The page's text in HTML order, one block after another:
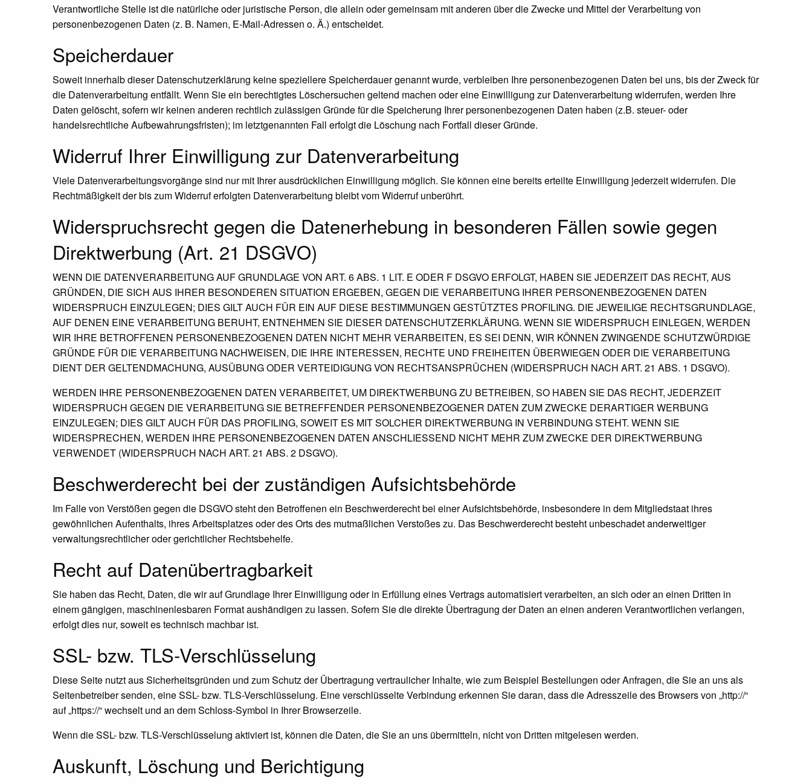
Verantwortliche Stelle ist die natürliche oder juristische Person, die allein oder gemeinsam mit anderen über die Zwecke und Mittel der Verarbeitung von
personenbezogenen Daten (z. B. Namen, E-Mail-Adressen o. Ä.) entscheidet.
Speicherdauer
Soweit innerhalb dieser Datenschutzerklärung keine speziellere Speicherdauer genannt wurde, verbleiben Ihre personenbezogenen Daten bei uns, bis der Zweck für
die Datenverarbeitung entfällt. Wenn Sie ein berechtigtes Löschersuchen geltend machen oder eine Einwilligung zur Datenverarbeitung widerrufen, werden Ihre
Daten gelöscht, sofern wir keinen anderen rechtlich zulässigen Gründe für die Speicherung Ihrer personenbezogenen Daten haben (z.B. steuer- oder
handelsrechtliche Aufbewahrungsfristen); im letztgenannten Fall erfolgt die Löschung nach Fortfall dieser Gründe.
Widerruf Ihrer Einwilligung zur Datenverarbeitung
Viele Datenverarbeitungsvorgänge sind nur mit Ihrer ausdrücklichen Einwilligung möglich. Sie können eine bereits erteilte Einwilligung jederzeit widerrufen. Die
Rechtmäßigkeit der bis zum Widerruf erfolgten Datenverarbeitung bleibt vom Widerruf unberührt.
Widerspruchsrecht gegen die Datenerhebung in besonderen Fällen sowie gegen
Direktwerbung (Art. 21 DSGVO)
WENN DIE DATENVERARBEITUNG AUF GRUNDLAGE VON ART. 6 ABS. 1 LIT. E ODER F DSGVO ERFOLGT, HABEN SIE JEDERZEIT DAS RECHT, AUS
GRÜNDEN, DIE SICH AUS IHRER BESONDEREN SITUATION ERGEBEN, GEGEN DIE VERARBEITUNG IHRER PERSONENBEZOGENEN DATEN
WIDERSPRUCH EINZULEGEN; DIES GILT AUCH FÜR EIN AUF DIESE BESTIMMUNGEN GESTÜTZTES PROFILING. DIE JEWEILIGE RECHTSGRUNDLAGE,
AUF DENEN EINE VERARBEITUNG BERUHT, ENTNEHMEN SIE DIESER DATENSCHUTZERKLÄRUNG. WENN SIE WIDERSPRUCH EINLEGEN, WERDEN
WIR IHRE BETROFFENEN PERSONENBEZOGENEN DATEN NICHT MEHR VERARBEITEN, ES SEI DENN, WIR KÖNNEN ZWINGENDE SCHUTZWÜRDIGE
GRÜNDE FÜR DIE VERARBEITUNG NACHWEISEN, DIE IHRE INTERESSEN, RECHTE UND FREIHEITEN ÜBERWIEGEN ODER DIE VERARBEITUNG
DIENT DER GELTENDMACHUNG, AUSÜBUNG ODER VERTEIDIGUNG VON RECHTSANSPRÜCHEN (WIDERSPRUCH NACH ART. 21 ABS. 1 DSGVO).
WERDEN IHRE PERSONENBEZOGENEN DATEN VERARBEITET, UM DIREKTWERBUNG ZU BETREIBEN, SO HABEN SIE DAS RECHT, JEDERZEIT
WIDERSPRUCH GEGEN DIE VERARBEITUNG SIE BETREFFENDER PERSONENBEZOGENER DATEN ZUM ZWECKE DERARTIGER WERBUNG
EINZULEGEN; DIES GILT AUCH FÜR DAS PROFILING, SOWEIT ES MIT SOLCHER DIREKTWERBUNG IN VERBINDUNG STEHT. WENN SIE
WIDERSPRECHEN, WERDEN IHRE PERSONENBEZOGENEN DATEN ANSCHLIESSEND NICHT MEHR ZUM ZWECKE DER DIREKTWERBUNG
VERWENDET (WIDERSPRUCH NACH ART. 21 ABS. 2 DSGVO).
Beschwerde­recht bei der zuständigen Aufsichts­behörde
Im Falle von Verstößen gegen die DSGVO steht den Betroffenen ein Beschwerderecht bei einer Aufsichtsbehörde, insbesondere in dem Mitgliedstaat ihres
gewöhnlichen Aufenthalts, ihres Arbeitsplatzes oder des Orts des mutmaßlichen Verstoßes zu. Das Beschwerderecht besteht unbeschadet anderweitiger
verwaltungsrechtlicher oder gerichtlicher Rechtsbehelfe.
Recht auf Daten­übertrag­barkeit
Sie haben das Recht, Daten, die wir auf Grundlage Ihrer Einwilligung oder in Erfüllung eines Vertrags automatisiert verarbeiten, an sich oder an einen Dritten in
einem gängigen, maschinenlesbaren Format aushändigen zu lassen. Sofern Sie die direkte Übertragung der Daten an einen anderen Verantwortlichen verlangen,
erfolgt dies nur, soweit es technisch machbar ist.
SSL- bzw. TLS-Verschlüsselung
Diese Seite nutzt aus Sicherheitsgründen und zum Schutz der Übertragung vertraulicher Inhalte, wie zum Beispiel Bestellungen oder Anfragen, die Sie an uns als
Seitenbetreiber senden, eine SSL- bzw. TLS-Verschlüsselung. Eine verschlüsselte Verbindung erkennen Sie daran, dass die Adresszeile des Browsers von „http://“
auf „https://“ wechselt und an dem Schloss-Symbol in Ihrer Browserzeile.
Wenn die SSL- bzw. TLS-Verschlüsselung aktiviert ist, können die Daten, die Sie an uns übermitteln, nicht von Dritten mitgelesen werden.
Auskunft, Löschung und Berichtigung